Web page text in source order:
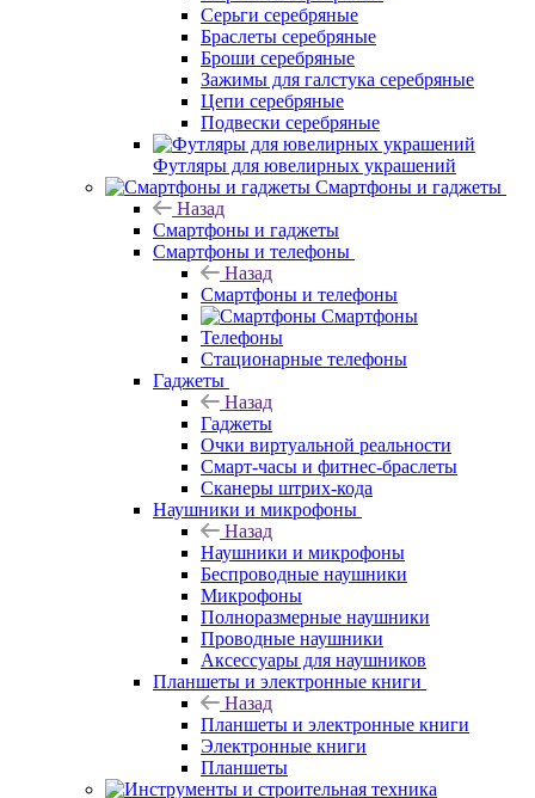
Серьги серебряные
Браслеты серебряные
Броши серебряные
Зажимы для галстука серебряные
Цепи серебряные
Подвески серебряные
Футляры для ювелирных украшений
Смартфоны и гаджеты
Назад
Смартфоны и гаджеты
Смартфоны и телефоны
Назад
Смартфоны и телефоны
Смартфоны
Телефоны
Стационарные телефоны
Гаджеты
Назад
Гаджеты
Очки виртуальной реальности
Смарт-часы и фитнес-браслеты
Сканеры штрих-кода
Наушники и микрофоны
Назад
Наушники и микрофоны
Беспроводные наушники
Микрофоны
Полноразмерные наушники
Проводные наушники
Аксессуары для наушников
Планшеты и электронные книги
Назад
Планшеты и электронные книги
Электронные книги
Планшеты